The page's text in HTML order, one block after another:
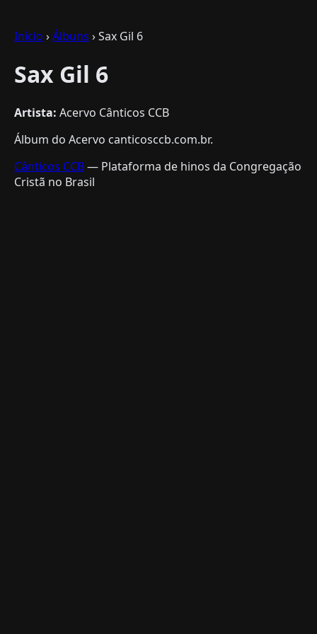
Início ›Álbuns › Sax Gil 6
Sax Gil 6
Artista: Acervo Cânticos CCB
Álbum do Acervo canticosccb.com.br.
Cânticos CCB— Plataforma de hinos da Congregação
Cristã no Brasil